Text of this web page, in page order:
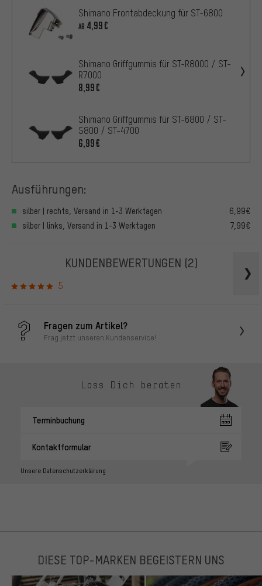
Shimano Frontabdeckung für ST-6800
AB 4,99€
Shimano Griffgummis für ST-R8000 / ST-
R7000
8,99€
Shimano Griffgummis für ST-6800 / ST-
5800 / ST-4700
6,99€
Ausführungen:
silber | rechts, Versand in 1-3 Werktagen
6,99€
silber | links, Versand in 1-3 Werktagen
7,99€
KUNDENBEWERTUNGEN (2)
5
Fragen zum Artikel?
Frag jetzt unseren Kundenservice!
Lass Dich beraten
Terminbuchung
Kontaktformular
Unsere Datenschutzerklärung
DIESE TOP-MARKEN BEGEISTERN UNS